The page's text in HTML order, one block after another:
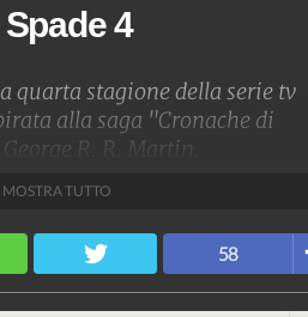
4
quarta stagione della serie tv
alla saga "Cronache di
R. R. Martin.
MOSTRA TUTTO
58